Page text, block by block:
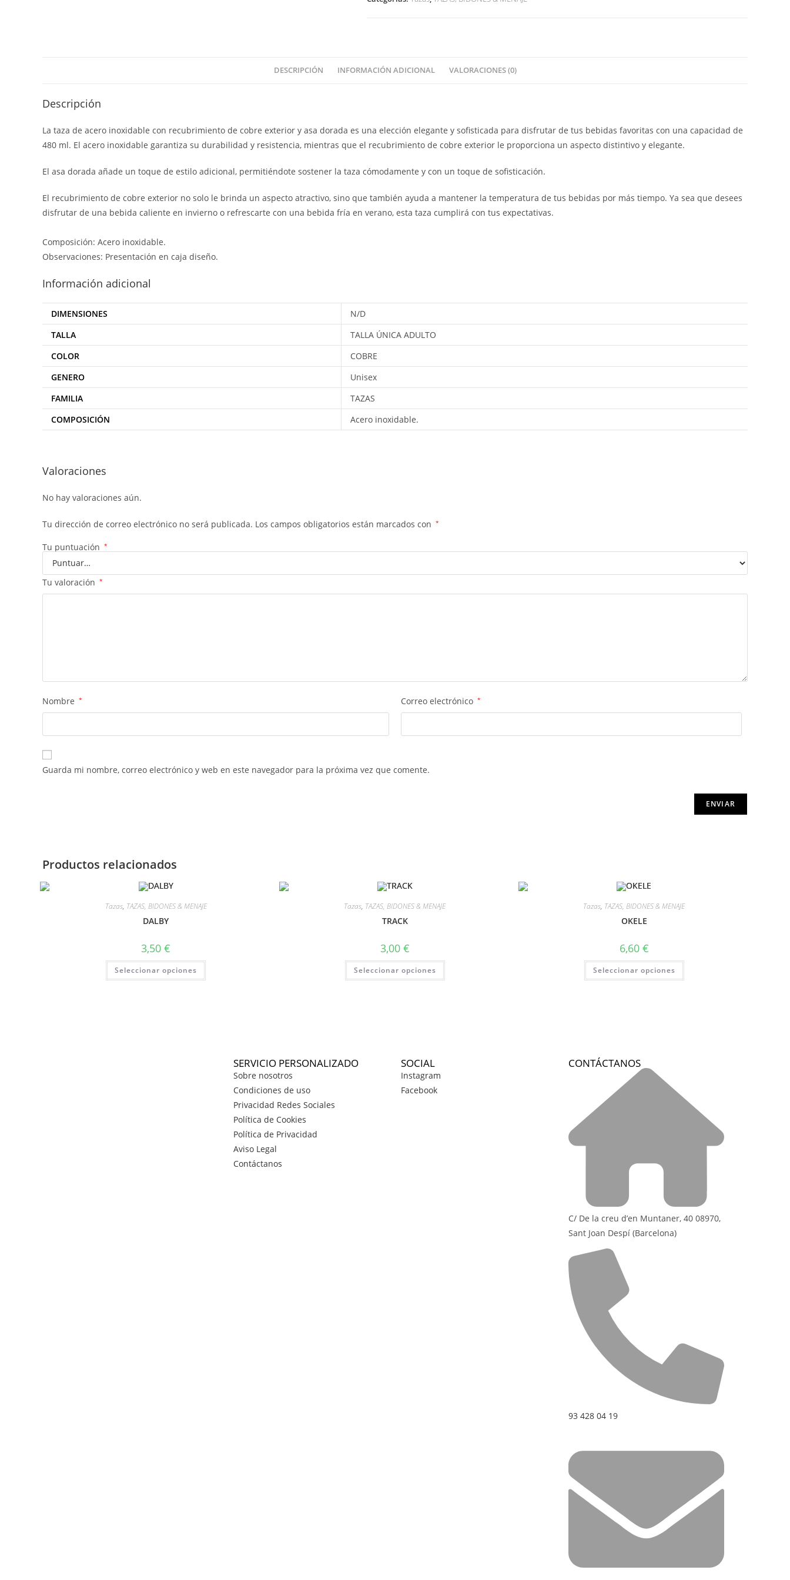
DESCRIPCIÓN INFORMACIÓN ADICIONAL VALORACIONES (0)
Descripción
La taza de acero inoxidable con recubrimiento de cobre exterior y asa dorada es una elección elegante y sofisticada para disfrutar de tus bebidas favoritas con una capacidad de
480 ml. El acero inoxidable garantiza su durabilidad y resistencia, mientras que el recubrimiento de cobre exterior le proporciona un aspecto distintivo y elegante.
El asa dorada añade un toque de estilo adicional, permitiéndote sostener la taza cómodamente y con un toque de sofisticación.
El recubrimiento de cobre exterior no solo le brinda un aspecto atractivo, sino que también ayuda a mantener la temperatura de tus bebidas por más tiempo. Ya sea que desees
disfrutar de una bebida caliente en invierno o refrescarte con una bebida fría en verano, esta taza cumplirá con tus expectativas.
Composición: Acero inoxidable.
Observaciones: Presentación en caja diseño.
Información adicional
DIMENSIONES
N/D
TALLA
TALLA ÚNICA ADULTO
COLOR
COBRE
GENERO
Unisex
FAMILIA
TAZAS
COMPOSICIÓN
Acero inoxidable.
Valoraciones
No hay valoraciones aún.
Tu dirección de correo electrónico no será publicada. Los campos obligatorios están marcados con *
Tu puntuación *
Tu valoración *
Nombre * Correo electrónico *
Guarda mi nombre, correo electrónico y web en este navegador para la próxima vez que comente.
Productos relacionados
Tazas, TAZAS, BIDONES & MENAJE
DALBY
3,50€
Seleccionar opciones
Tazas, TAZAS, BIDONES & MENAJE
TRACK
3,00 €
Seleccionar opciones
Tazas, TAZAS, BIDONES & MENAJE
OKELE
6,60 €
Seleccionar opciones
SERVICIO PERSONALIZADO
Sobre nosotros
Condiciones de uso
Privacidad Redes Sociales
Política de Cookies
Política de Privacidad
Aviso Legal
Contáctanos
SOCIAL
Instagram
Facebook
CONTÁCTANOS
C/ De la creu d’en Muntaner, 40 08970,
Sant Joan Despí (Barcelona)
93 428 04 19